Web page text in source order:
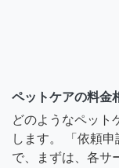
ペットケアの料金
どのようなペット
します。 「依頼
で、まずは、各サ